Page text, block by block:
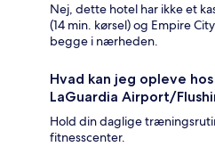
Nej, dette hotel har ikke et
(14 min. kørsel) og Empire
begge i nærheden.
Hvad kan jeg opleve
LaGuardia Airport/
Hold din daglige
fitnesscenter.